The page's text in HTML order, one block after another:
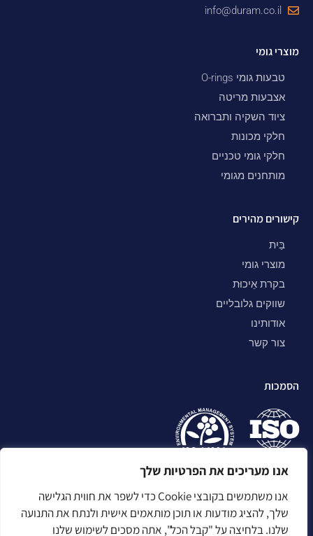
אנו מעריכים את הפרטיות שלך
אנו משתמשים בקובצי Cookie כדי לשפר את חווית הגלישה
שלך, להציג מודעות או תוכן מותאמים אישית ולנתח את התנועה
שלנו. בלחיצה על "קבל הכל", אתה מסכים לשימוש שלנו
info@duram.co.il
מוצרי גומי
טבעות גומי O-rings
אצבעות מריטה
ציוד השקיה ותברואה
חלקי מכונות
חלקי גומי טכניים
מותחנים מגומי
קישורים מהירים
בַּיִת
מוצרי גומי
בקרת אֵיכוּת
שווקים גלובליים
אודותינו
צור קשר
הסמכות